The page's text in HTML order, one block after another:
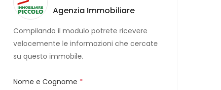
Agenzia Immobiliare
Compilando il modulo potrete ricevere
velocemente le informazioni che cercate
su questo immobile.
Nome e Cognome *